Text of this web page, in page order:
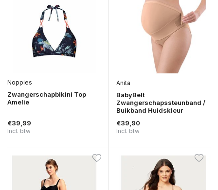
Noppies
Zwangerschapbikini Top
Amelie
€39,99
Incl. btw
Anita
BabyBelt
Zwangerschapssteunband /
Buikband Huidskleur
€39,90
Incl. btw